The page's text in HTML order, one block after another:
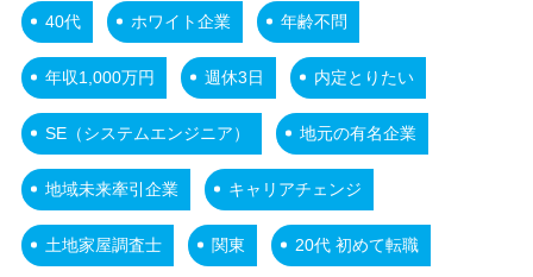
40代 ホワイト企業 年齢不問
年収1,000万円 週休3日 内定とりたい
SE（システムエンジニア） 地元の有名企業
地域未来牽引企業 キャリアチェンジ
土地家屋調査士 関東 20代 初めて転職